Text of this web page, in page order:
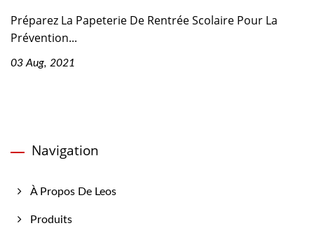
Préparez La Papeterie De Rentrée Scolaire Pour La
Prévention...
03 Aug, 2021
Navigation
À Propos De Leos
Produits